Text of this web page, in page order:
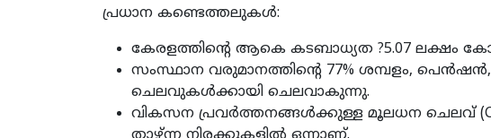
പ്രധാന കണ്ടെത്തലുകള്‍:
കേരളത്തിന്റെ ആകെ കടബാധ്യത ?5.07 ലക്ഷം
സംസ്ഥാന വരുമാനത്തിന്റെ 77% ശമ്പളം,
ചെലവുകള്‍ക്കായി ചെലവാകുന്നു.
വികസന പ്രവര്‍ത്തനങ്ങള്‍ക്കുള്ള മൂലധന ചെലവ്